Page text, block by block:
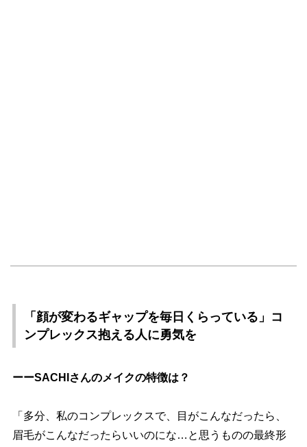
「顔が変わるギャップを毎日くらっている」コ
ンプレックス抱える人に勇気を
ーーSACHIさんのメイクの特徴は？
「多分、私のコンプレックスで、目がこんなだったら、
眉毛がこんなだったらいいのにな…と思うものの最終形